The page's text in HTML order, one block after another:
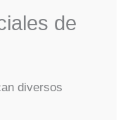
de
diversos